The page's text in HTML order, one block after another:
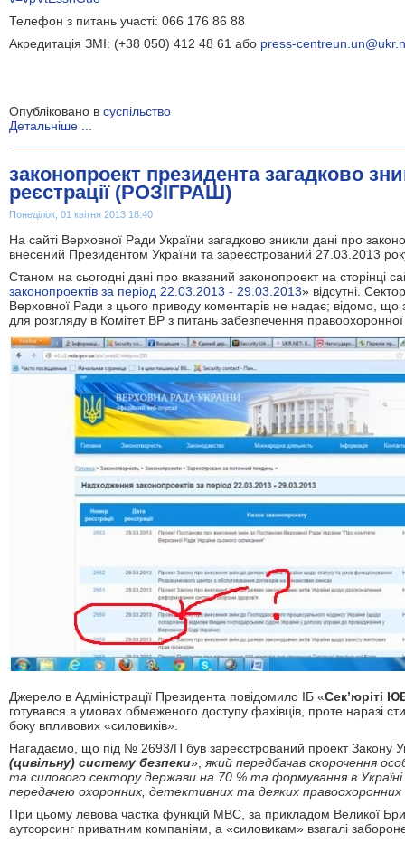
Телефон з питань участі: 066 176 86 88
Акредитація ЗМІ: (+38 050) 412 48 61 або press-
Опубліковано в суспільство
Детальніше ...
законопроект президента загадково
реєстрації (РОЗІГРАШ)
Понеділок, 01 квітня 2013 18:40
На сайті Верховної Ради України загадково зникли дані про
внесений Президентом України та зареєстрований 27.03.2013
Станом на сьогодні дані про вказаний законопроект на сторінці
законопроектів за період 22.03.2013 - 29.03.2013» відсутні.
Верховної Ради з цього приводу коментарів не надає; відомо,
для розгляду в Комітет ВР з питань забезпечення правоохоронної
Джерело в Адміністрації Президента повідомило ІБ «Сек’юріті
готувався в умовах обмеженого доступу фахівців, проте наразі
боку впливових «силовиків».
Нагадаємо, що під № 2693/П був зареєстрований проект Закону
(цивільну) систему безпеки», який передбачав скорочення
та силового сектору держави на 70 % та формування в Україні
передачею охоронних, детективних та деяких правоохоронних
При цьому левова частка функцій МВС, за прикладом Великої
аутсорсинг приватним компаніям, а «силовикам» взагалі